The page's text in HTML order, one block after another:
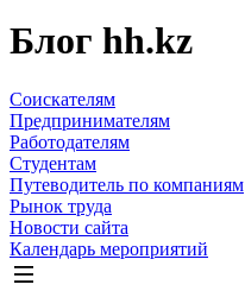
Блог hh.kz
Соискателям
Предпринимателям
Работодателям
Студентам
Путеводитель по компаниям
Рынок труда
Новости сайта
Календарь мероприятий